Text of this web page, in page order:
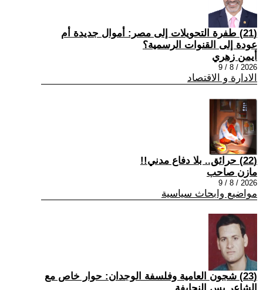
(21) طفرة التحويلات إلى مصر: أموال جديدة أم
عودة إلى القنوات الرسمية؟
أيمن زهري
2026 / 8 / 9
الادارة و الاقتصاد
(22) حرائق.. بلا دفاع مدني!!
مازن صاحب
2026 / 8 / 9
مواضيع وابحاث سياسية
(23) شجون العامية وفلسفة الوجدان: حوار خاص مع